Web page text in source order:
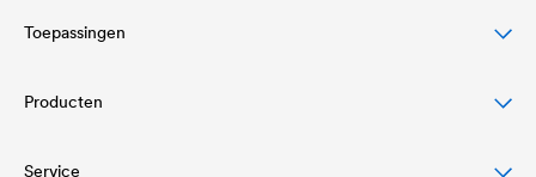
Toepassingen
Bescherming van hellende daken
Gevel bescherming en design
Producten
Service